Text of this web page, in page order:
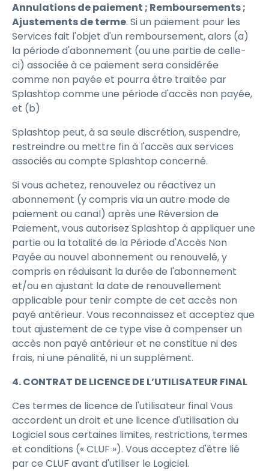
Annulations de paiement ; Remboursements ;
Ajustements de terme. Si un paiement pour les
Services fait l'objet d'un remboursement, alors (a)
la période d'abonnement (ou une partie de celle-
ci) associée à ce paiement sera considérée
comme non payée et pourra être traitée par
Splashtop comme une période d'accès non payée,
et (b)
Splashtop peut, à sa seule discrétion, suspendre,
restreindre ou mettre fin à l'accès aux services
associés au compte Splashtop concerné.
Si vous achetez, renouvelez ou réactivez un
abonnement (y compris via un autre mode de
paiement ou canal) après une Réversion de
Paiement, vous autorisez Splashtop à appliquer une
partie ou la totalité de la Période d'Accès Non
Payée au nouvel abonnement ou renouvelé, y
compris en réduisant la durée de l'abonnement
et/ou en ajustant la date de renouvellement
applicable pour tenir compte de cet accès non
payé antérieur. Vous reconnaissez et acceptez que
tout ajustement de ce type vise à compenser un
accès non payé antérieur et ne constitue ni des
frais, ni une pénalité, ni un supplément.
4. CONTRAT DE LICENCE DE L’UTILISATEUR FINAL
Ces termes de licence de l'utilisateur final Vous
accordent un droit et une licence d'utilisation du
Logiciel sous certaines limites, restrictions, termes
et conditions (« CLUF »). Vous acceptez d'être lié
par ce CLUF avant d'utiliser le Logiciel.